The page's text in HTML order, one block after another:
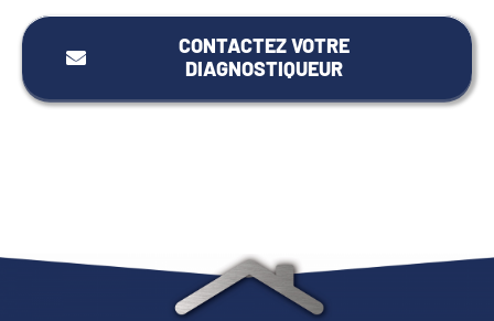
CONTACTEZ VOTRE
DIAGNOSTIQUEUR